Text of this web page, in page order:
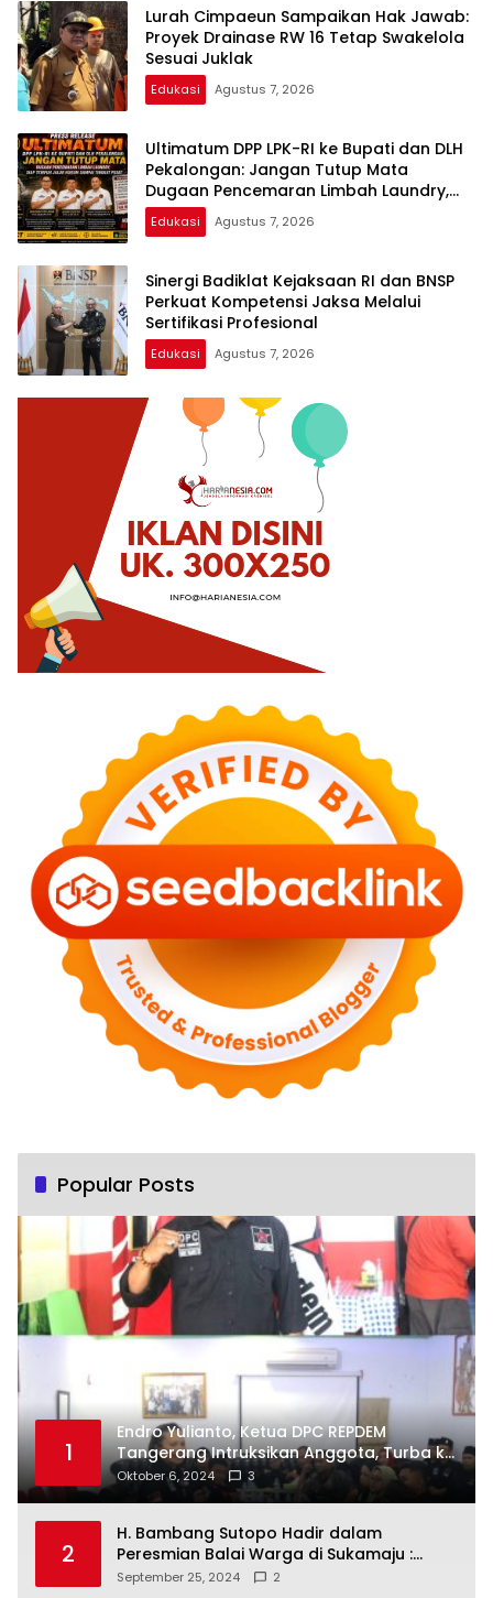
Lurah Cimpaeun Sampaikan Hak Jawab:
Proyek Drainase RW 16 Tetap Swakelola
Sesuai Juklak
Edukasi Agustus 7, 2026
Ultimatum DPP LPK-RI ke Bupati dan DLH
Pekalongan: Jangan Tutup Mata
Dugaan Pencemaran Limbah Laundry,
Siap Tempuh Jalur Hukum Sampai
Tingkat Pusat
Edukasi Agustus 7, 2026
Sinergi Badiklat Kejaksaan RI dan BNSP
Perkuat Kompetensi Jaksa Melalui
Sertifikasi Profesional
Edukasi Agustus 7, 2026
Popular Posts
1
Endro Yulianto, Ketua DPC REPDEM
Tangerang Intruksikan Anggota, Turba ke
Masyarakat Dan Jalani Apa Yang di
Putuskan RAKERCABSUS
Oktober 6, 2024 3
2
H. Bambang Sutopo Hadir dalam
Peresmian Balai Warga di Sukamaju :
Wadah Baru untuk Kolaborasi dan
September 25, 2024 2